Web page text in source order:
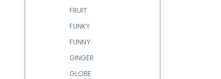
FRUIT
FUNKY
FUNNY
GINGER
GLOBE